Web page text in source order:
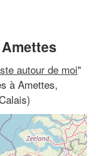
autour de moi"
à Amettes,